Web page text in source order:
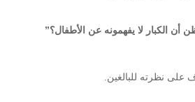
أن الكبار لا يفهمونه عن الأطفال؟”
على نظرته للبالغين.